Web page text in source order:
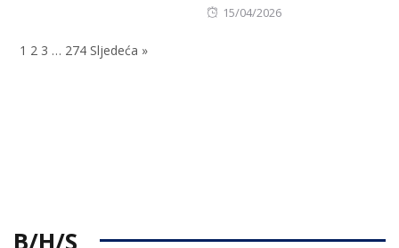
Posted
15/04/2026
1 2 3 … 274 Sljedeća »